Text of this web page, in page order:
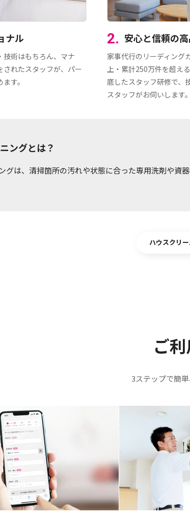
ナル
術はもちろん、マナ
れたスタッフが、パー
す。
2. 安心と信頼の
家事代行のリーディング
上・累計250万件を超え
底したスタッフ研修で、
スタッフがお伺いします。
ングとは？
グは、清掃箇所の汚れや状態に合った専用洗剤や資
ハウスクリ
ご
3ステップで簡